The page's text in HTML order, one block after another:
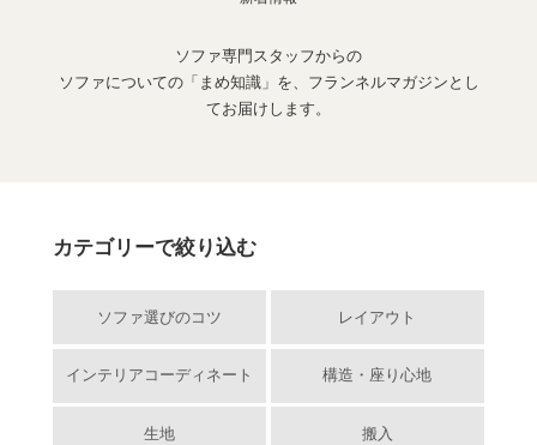
ソファ専門スタッフからの
ソファについての「まめ知識」を、フランネルマガジンとし
てお届けします。
カテゴリーで絞り込む
ソファ選びのコツ レイアウト
インテリアコーディネート 構造・座り心地
生地 搬入